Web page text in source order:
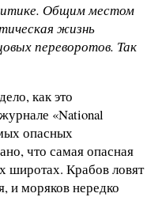
Общим местом
жизнь
переворотов. Так
как это
«National
опасных
что самая опасная
широтах. Крабов ловят
и моряков нередко